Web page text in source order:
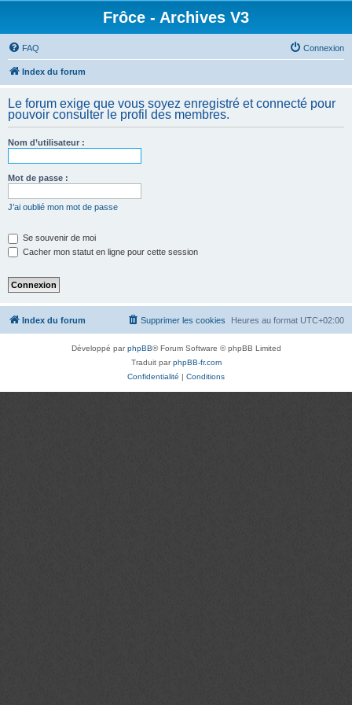
Frôce - Archives V3
FAQ Connexion
Index du forum
Le forum exige que vous soyez enregistré et connecté pour
pouvoir consulter le profil des membres.
Nom d’utilisateur :
Mot de passe :
J’ai oublié mon mot de passe
Se souvenir de moi
Cacher mon statut en ligne pour cette session
Index du forum Heures au format UTC+02:00
Supprimer les cookies
Développé parphpBB® Forum Software © phpBB Limited
Traduit parphpBB-fr.com
Confidentialité | Conditions